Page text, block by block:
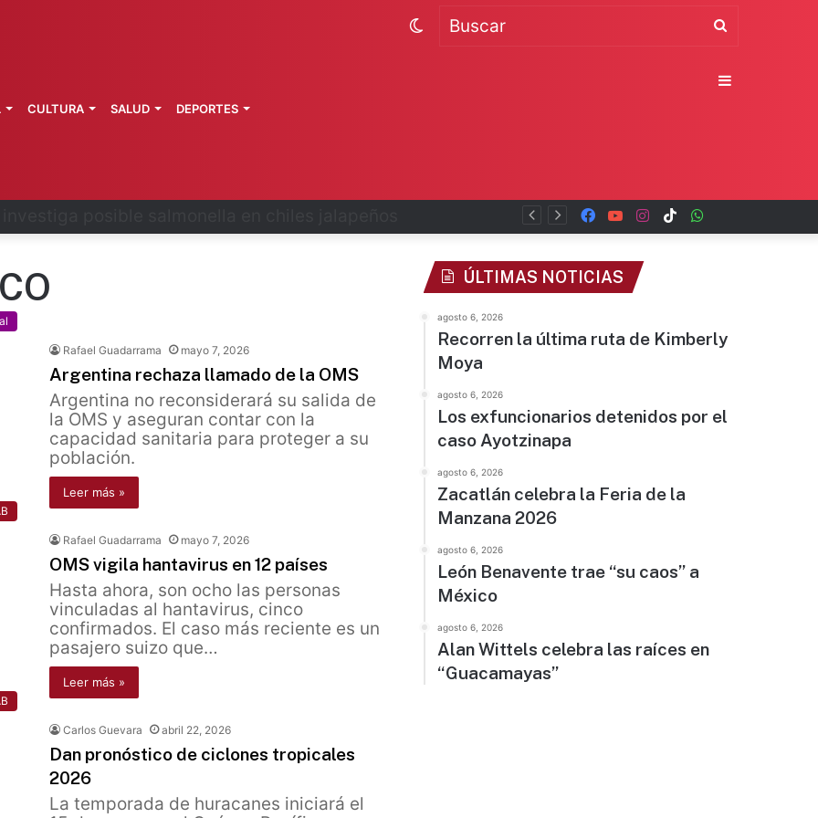
TikTok
Instagram
YouTube
Facebook
CULTURA SALUD DEPORTES
Switch
Rafael Guadarrama mayo 7, 2026
Argentina rechaza llamado de la OMS
Argentina no reconsiderará su salida de
la OMS y aseguran contar con la
capacidad sanitaria para proteger a su
población.
Leer más »
Rafael Guadarrama mayo 7, 2026
OMS vigila hantavirus en 12 países
Hasta ahora, son ocho las personas
vinculadas al hantavirus, cinco
confirmados. El caso más reciente es un
pasajero suizo que…
Leer más »
Carlos Guevara abril 22, 2026
Dan pronóstico de ciclones tropicales
2026
La temporada de huracanes iniciará el
ÚLTIMAS NOTICIAS
agosto 6, 2026
Recorren la última ruta de Kimberly
Moya
agosto 6, 2026
Los exfuncionarios detenidos por el
caso Ayotzinapa
agosto 6, 2026
Zacatlán celebra la Feria de la
Manzana 2026
agosto 6, 2026
León Benavente trae “su caos” a
México
agosto 6, 2026
Alan Wittels celebra las raíces en
“Guacamayas”